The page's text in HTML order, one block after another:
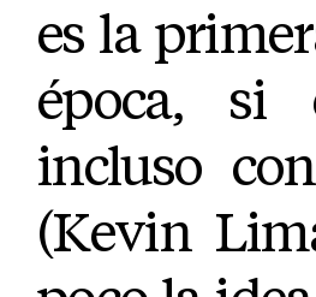
es la
época, si
incluso
(Kevin